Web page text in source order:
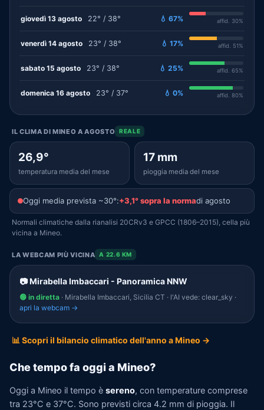
giovedì 13 agosto 22° / 38° 💧 67% affid. 30%
venerdì 14 agosto 23° / 38° 💧 17% affid. 51%
sabato 15 agosto 23° / 38° 💧 25% affid. 65%
domenica 16 agosto 23° / 37° 💧 0% affid. 80%
IL CLIMA DI MINEO A AGOSTO REALE
26,9°
temperatura media del mese
17 mm
pioggia media del mese
Oggi media prevista ~30°:+3,1° sopra la normadi agosto
Normali climatiche dalla rianalisi 20CRv3 e GPCC (1806–2015), cella più
vicina a Mineo.
LA WEBCAM PIÙ VICINA A 22.6 KM
📷 Mirabella Imbaccari - Panoramica NNW
🟢 in diretta · Mirabella Imbaccari, Sicilia CT · l'AI vede: clear_sky ·
apri la webcam →
📊 Scopri il bilancio climatico dell'anno a Mineo →
Che tempo fa oggi a Mineo?
Oggi a Mineo il tempo è sereno, con temperature comprese
tra 23°C e 37°C. Sono previsti circa 4.2 mm di pioggia. Il